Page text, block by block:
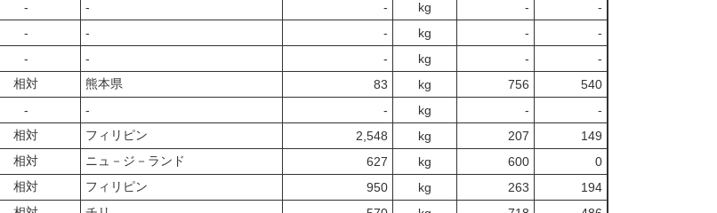
‐ ‐ ‐ kg -
‐
‐ ‐ ‐ kg -
‐
‐ ‐ ‐ kg -
‐
相対 熊本県 83 kg 756
540
‐ ‐ ‐ kg -
‐
相対 フィリピン 2,548 kg 207
149
相対 ニュ－ジ－ランド 627 kg 600
0
相対 フィリピン 950 kg 263
194